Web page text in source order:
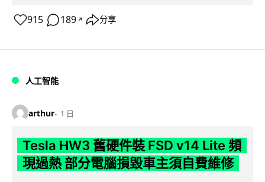
915 189 ↗ 分享
人工智能
arthur 1 日
Tesla HW3 舊硬件裝 FSD v14 Lite 頻
現過熱 部分電腦損毀車主須自費維修